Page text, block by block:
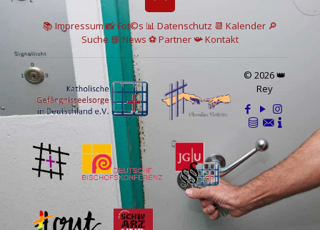
📚 Impressum📸Fot©s 📊 Datenschutz 📆 Kalender 🔎
Suche 📘 News ⚽Partner📯Kontakt
© 2026 👑
Rey